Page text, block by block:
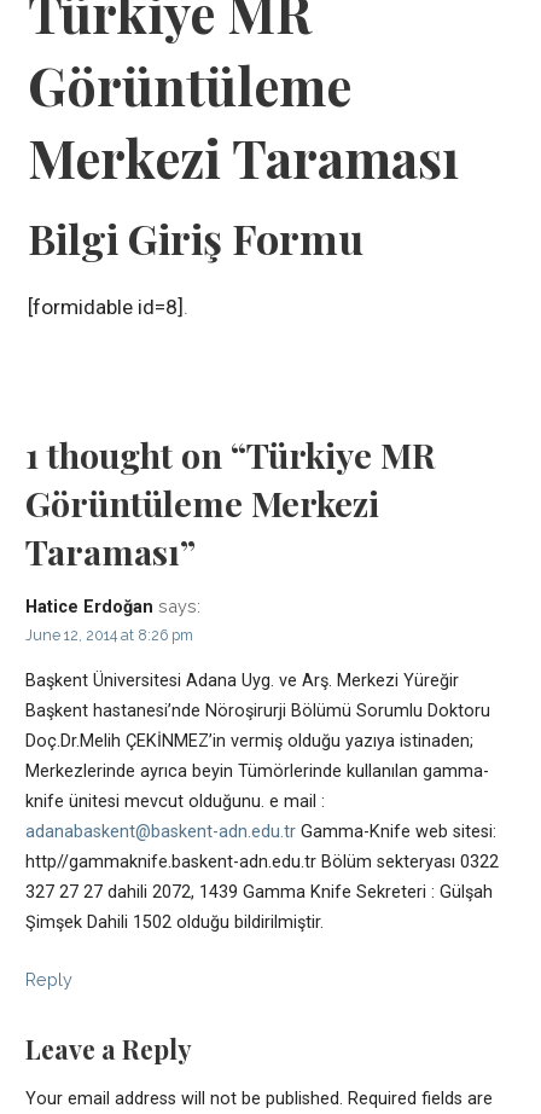
Görüntüleme
Merkezi Taraması
Bilgi Giriş Formu
[formidable id=8]
1 thought on “Türkiye MR
Görüntüleme Merkezi
Taraması”
Hatice Erdoğan says:
June 12, 2014 at 8:26 pm
Başkent Üniversitesi Adana Uyg. ve Arş. Merkezi Yüreğir
Başkent hastanesi’nde Nöroşirurji Bölümü Sorumlu Doktoru
Doç.Dr.Melih ÇEKİNMEZ’in vermiş olduğu yazıya istinaden;
Merkezlerinde ayrıca beyin Tümörlerinde kullanılan gamma-
knife ünitesi mevcut olduğunu. e mail :
adanabaskent@baskent-adn.edu.trGamma-Knife web sitesi:
http//gammaknife.baskent-adn.edu.tr Bölüm sekteryası 0322
327 27 27 dahili 2072, 1439 Gamma Knife Sekreteri : Gülşah
Şimşek Dahili 1502 olduğu bildirilmiştir.
Reply
Leave a Reply
Your email address will not be published. Required fields are